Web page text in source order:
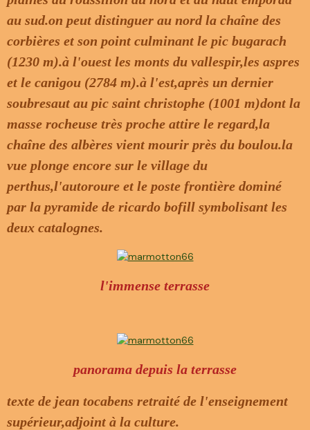
au sud.on peut distinguer au nord la chaîne des
corbières et son point culminant le pic bugarach
(1230 m).à l'ouest les monts du vallespir,les aspres
et le canigou (2784 m).à l'est,après un dernier
soubresaut au pic saint christophe (1001 m)dont la
masse rocheuse très proche attire le regard,la
chaîne des albères vient mourir près du boulou.la
vue plonge encore sur le village du
perthus,l'autoroure et le poste frontière dominé
par la pyramide de ricardo bofill symbolisant les
deux catalognes.
l'immense terrasse
panorama depuis la terrasse
texte de jean tocabens retraité de l'enseignement
supérieur,adjoint à la culture.